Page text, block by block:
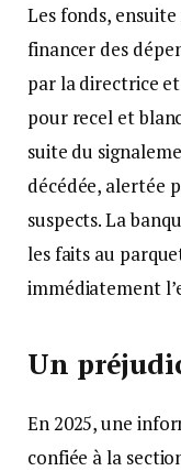
Les fonds,
financer des
par la directrice
pour recel et
suite du
décédée, alertée
suspects. La
les faits au
immédiatement
Un
En 2025, une
confiée à la